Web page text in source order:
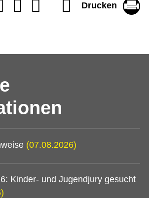
Drucken
(07.08.2026)
Kinder- und Jugendjury gesucht